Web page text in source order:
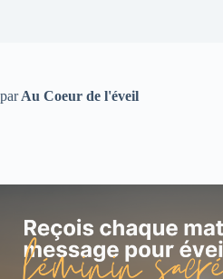
parAu Coeur de l'éveil